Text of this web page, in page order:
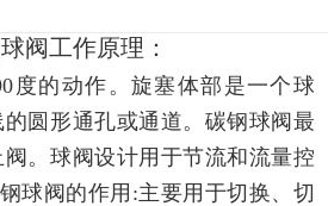
阀工作原理：
度的动作。旋塞体部是一个球
圆形通孔或通道。碳钢球阀最
。球阀设计用于节流和流量控
球阀的作用:主要用于切换、切